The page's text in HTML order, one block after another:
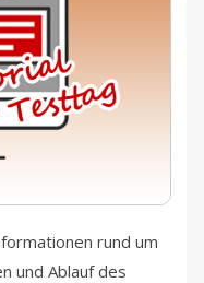
rund um
und Ablauf des